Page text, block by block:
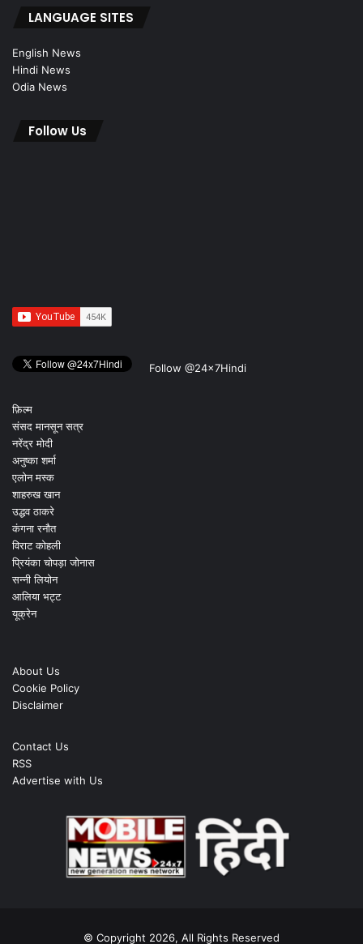
LANGUAGE SITES
English News
Hindi News
Odia News
Follow Us
Follow @24x7Hindi
फ़िल्म
संसद मानसून सत्र
नरेंद्र मोदी
अनुष्का शर्मा
एलोन मस्क
शाहरुख खान
उद्धव ठाकरे
कंगना रनौत
विराट कोहली
प्रियंका चोपड़ा जोनास
सन्नी लियोन
आलिया भट्ट
यूक्रेन
About Us
Cookie Policy
Disclaimer
Contact Us
RSS
Advertise with Us
© Copyright 2026, All Rights Reserved